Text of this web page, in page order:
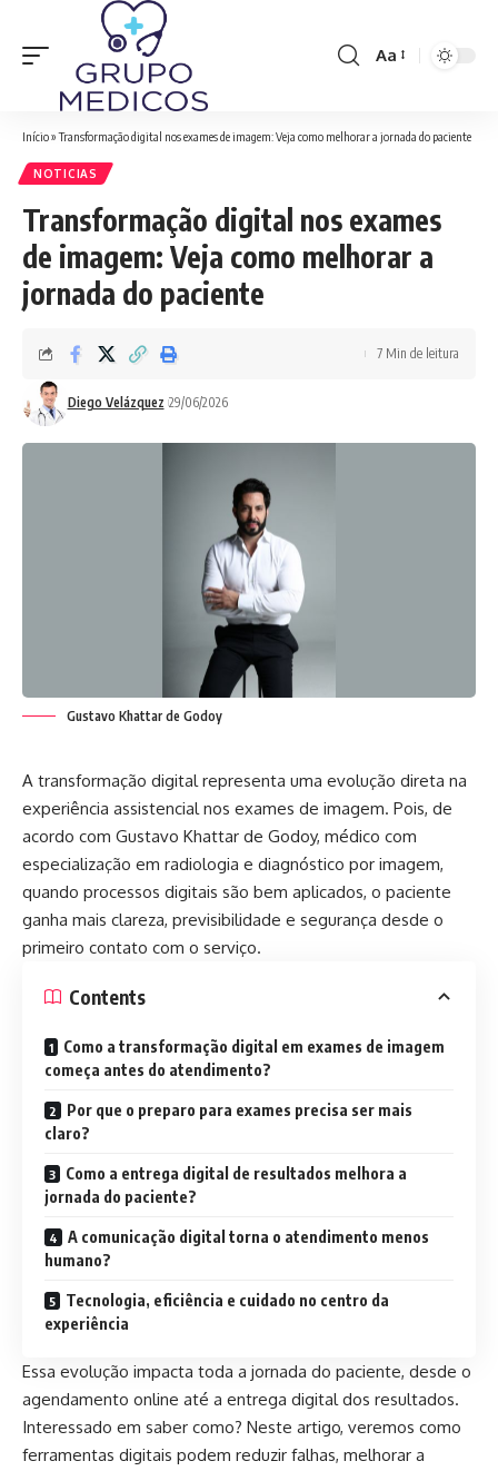
Font
Aa
Início»Transformação digital nos exames de imagem: Veja como melhorar a jornada do paciente
NOTICIAS
Transformação digital nos exames
de imagem: Veja como melhorar a
jornada do paciente
Diego Velázquez 29/06/2026
7 Min de leitura
Gustavo Khattar de Godoy
A transformação digital representa uma evolução direta na
experiência assistencial nos exames de imagem. Pois, de
acordo com Gustavo Khattar de Godoy, médico com
especialização em radiologia e diagnóstico por imagem,
quando processos digitais são bem aplicados, o paciente
ganha mais clareza, previsibilidade e segurança desde o
primeiro contato com o serviço.
Contents
Como a transformação digital em exames de imagem
começa antes do atendimento?
Por que o preparo para exames precisa ser mais
claro?
Como a entrega digital de resultados melhora a
jornada do paciente?
A comunicação digital torna o atendimento menos
humano?
Tecnologia, eficiência e cuidado no centro da
experiência
Essa evolução impacta toda a jornada do paciente, desde o
agendamento online até a entrega digital dos resultados.
Interessado em saber como? Neste artigo, veremos como
ferramentas digitais podem reduzir falhas, melhorar a